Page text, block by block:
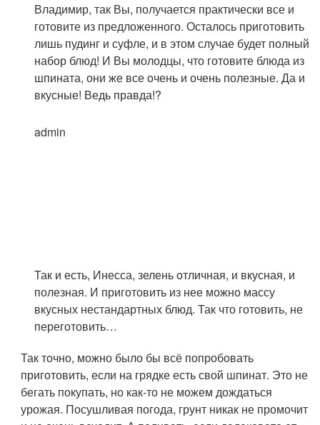
Владимир, так Вы, получается практически все и
готовите из предложенного. Осталось приготовить
лишь пудинг и суфле, и в этом случае будет полный
набор блюд! И Вы молодцы, что готовите блюда из
шпината, они же все очень и очень полезные. Да и
вкусные! Ведь правда!?
admin
Так и есть, Инесса, зелень отличная, и вкусная, и
полезная. И приготовить из нее можно массу
вкусных нестандартных блюд. Так что готовить, не
переготовить…
Так точно, можно было бы всё попробовать
приготовить, если на грядке есть свой шпинат. Это не
бегать покупать, но как-то не можем дождаться
урожая. Посушливая погода, грунт никак не промочит